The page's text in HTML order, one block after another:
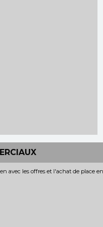
avec les offres et l'achat de place